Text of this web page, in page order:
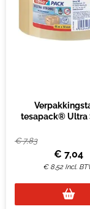
tesapack® Ultra
€7,83
€ 7,04
€ 8,52 Incl.